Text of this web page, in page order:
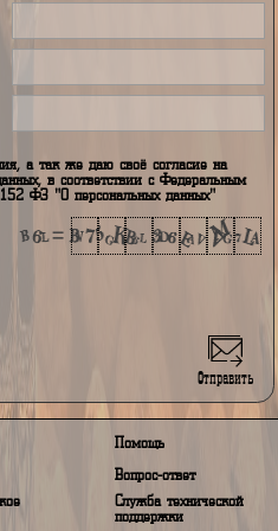
Авторизация
а так же даю своё согласие
данных, в соответствии с
N 152 ФЗ "О персональных данных"